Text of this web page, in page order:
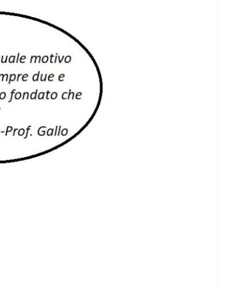
L’ANNO DEI CINECOMICS: 2026 TRA FILM E
SERIE TV